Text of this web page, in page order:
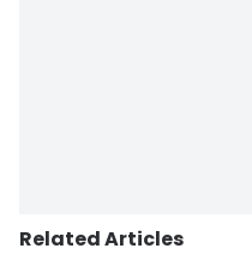
Related Articles